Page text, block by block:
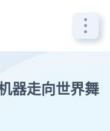
器走向世界舞